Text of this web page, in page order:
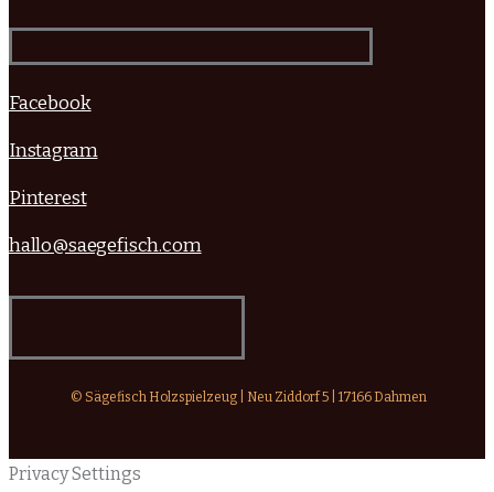
Facebook
Instagram
Pinterest
hallo@saegefisch.com
© Sägefisch Holzspielzeug | Neu Ziddorf 5 | 17166 Dahmen
Privacy Settings